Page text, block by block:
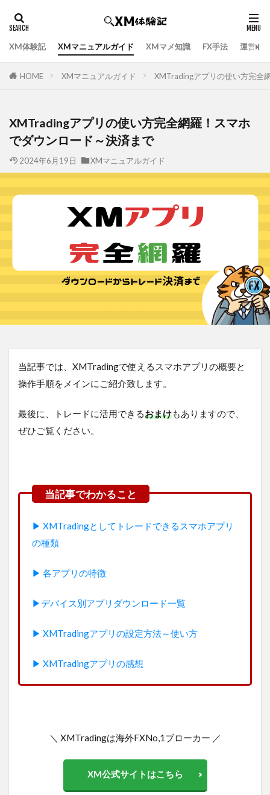
XM体験記 XMマニュアルガイド XMマメ知識 FX手法 運営者
HOME XMマニュアルガイド XMTradingアプリの使い方完全
XMTradingアプリの使い方完全網羅！スマホ
でダウンロード～決済まで
2024年6月19日 XMマニュアルガイド
当記事では、XMTradingで使えるスマホアプリの概要と
操作手順をメインにご紹介致します。
最後に、トレードに活用できるおまけもありますので、
ぜひご覧ください。
▶︎ XMTradingとしてトレードできるスマホアプリ
の種類
▶︎ 各アプリの特徴
▶デバイス別アプリダウンロード一覧
▶︎ XMTradingアプリの設定方法～使い方
▶︎ XMTradingアプリの感想
＼ XMTradingは海外FXNo,1ブローカー ／
XM公式サイトはこちら